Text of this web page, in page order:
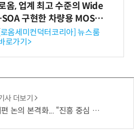
옴, 업계 최고 수준의 Wide
구현한 차량용 MOSF
개발
[로옴세미컨덕터코리아] 뉴스룸
로가기>
사 더보기
격화... “진흥 중심 전환 속 세부 보완 필요”